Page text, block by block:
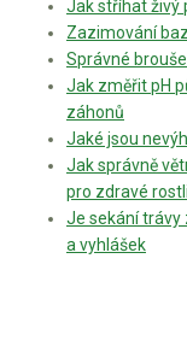
Jak stříhat živý
Zazimování
Správné
Jak změřit pH
záhonů
Jaké jsou
Jak správně
pro zdravé
Je sekání trávy
a vyhlášek